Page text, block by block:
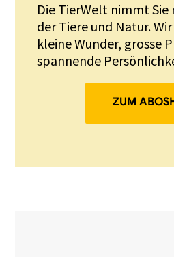
Die TierWelt nimmt
der Tiere und Natur.
kleine Wunder, grosse
spannende
ZUM